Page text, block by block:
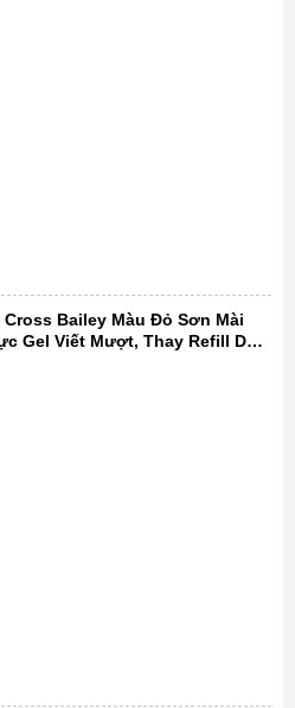
Bailey Màu Đỏ Sơn Mài
Gel Viết Mượt, Thay Refill Dễ
Quà